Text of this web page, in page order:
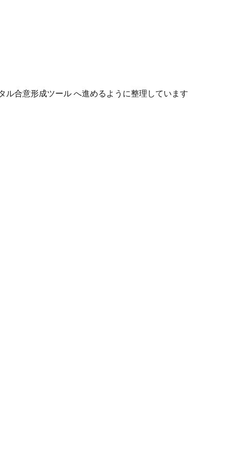
合意形成ツール へ進めるように整理しています